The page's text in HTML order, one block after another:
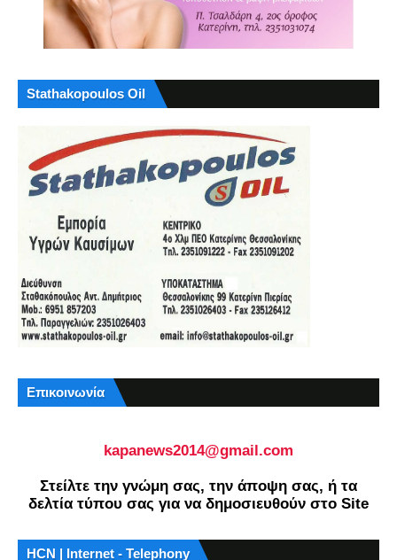
Stathakopoulos Oil
Επικοινωνία
kapanews2014@gmail.com
Στείλτε την γνώμη σας, την άποψη σας, ή τα
δελτία τύπου σας για να δημοσιευθούν στο Site
HCN | Internet - Telephony